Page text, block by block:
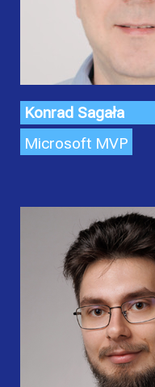
Konrad Sagała
Microsoft MVP